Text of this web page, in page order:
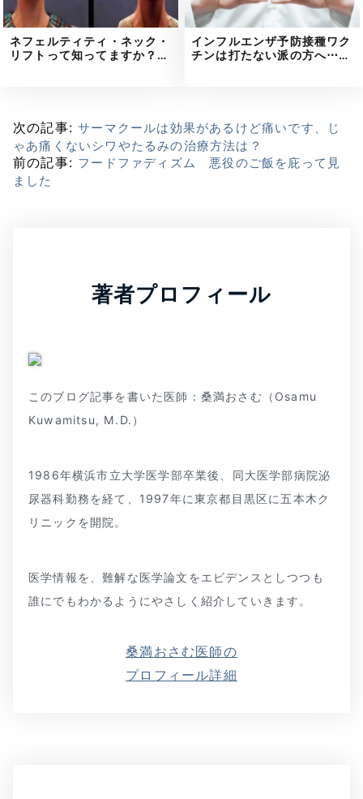
ネフェルティティ・ネック・
リフトって知ってますか？…
インフルエンザ予防接種ワク
チンは打たない派の方へ⋯…
次の記事:サーマクールは効果があるけど痛いです、じ
ゃあ痛くないシワやたるみの治療方法は？
前の記事: フードファディズム 悪役のご飯を庇って見
ました
著者プロフィール
このブログ記事を書いた医師：桑満おさむ（Osamu
Kuwamitsu, M.D.）
1986年横浜市立大学医学部卒業後、同大医学部病院泌
尿器科勤務を経て、1997年に東京都目黒区に五本木ク
リニックを開院。
医学情報を、難解な医学論文をエビデンスとしつつも
誰にでもわかるようにやさしく紹介していきます。
桑満おさむ医師の
プロフィール詳細